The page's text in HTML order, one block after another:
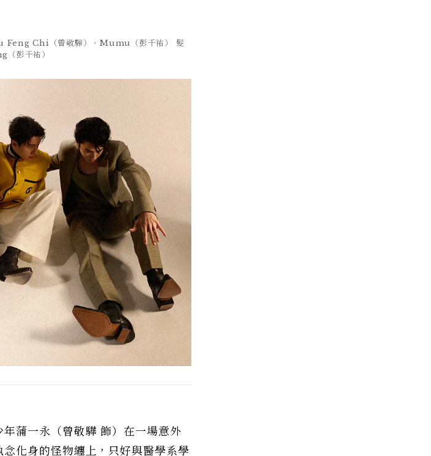
Feng Chi（曾敬驊）、Mumu（彭千祐） 髮
彭千祐）
蒲一永（曾敬驊 飾）在一場意外
化身的怪物纏上，只好與醫學系學